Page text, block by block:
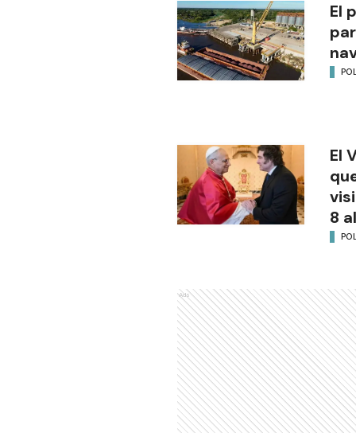
El
El
8
Ads